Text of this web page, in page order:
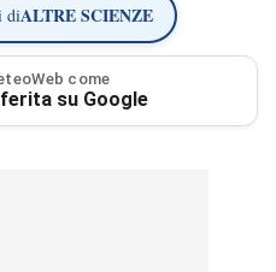
diALTRE SCIENZE
come
su Google